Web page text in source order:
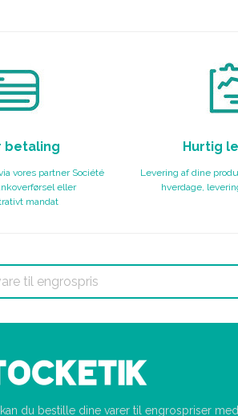
betaling
vores partner Société
eller
mandat
Hurtig
Levering af dine
hverdage,
kan du bestille dine varer til engrospriser med